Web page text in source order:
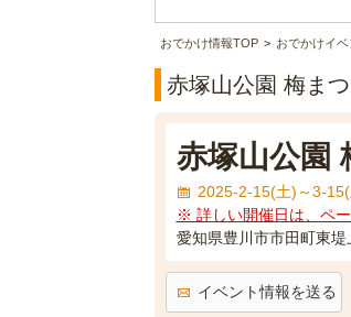
おでかけ情報TOP おでかけイ
赤塚山公園 梅ま
赤塚山公園
2025-2-15(土)～3-
※ 詳しい開催日は、ペ
愛知県豊川市市田町東堤
イベント情報を送る